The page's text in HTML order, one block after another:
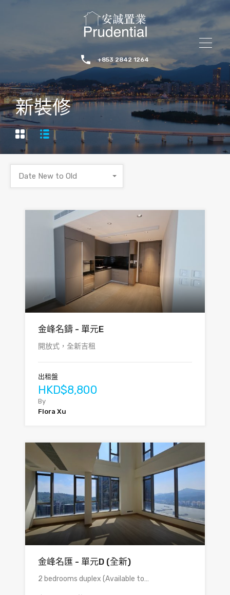
+853 2842 1264
新裝修
Date New to Old
金峰名鑄 - 單元E
開放式，全新吉租
出租盤
HKD$8,800
By
Flora Xu
金峰名匯 - 單元D (全新)
2 bedrooms duplex (Available to…